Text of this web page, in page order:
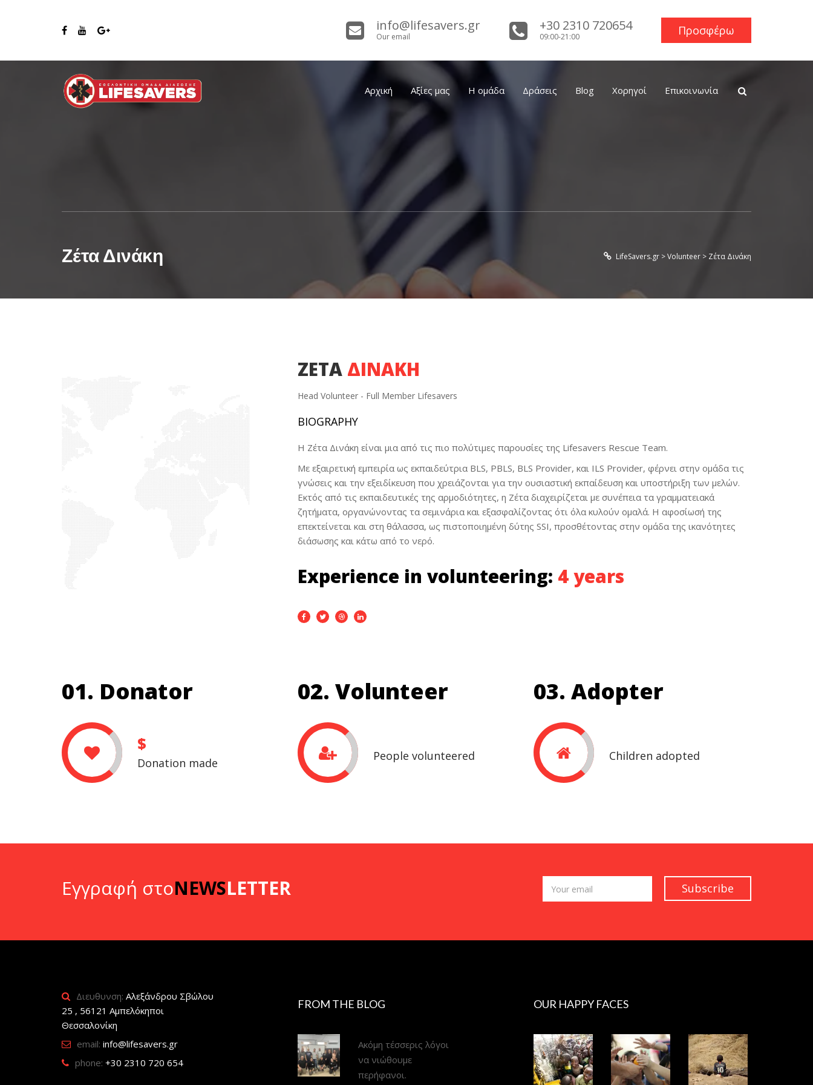
info@lifesavers.gr
Our email
+30 2310 720654
09:00-21:00 Προσφέρω
Αρχική Αξίες μας Η ομάδα Δράσεις Blog Χορηγοί Επικοινωνία
Ζέτα Δινάκη LifeSavers.gr >Volunteer > Ζέτα Δινάκη
ΖΈΤΑ ΔΙΝΆΚΗ
Head Volunteer - Full Member Lifesavers
BIOGRAPHY
Η Ζέτα Δινάκη είναι μια από τις πιο πολύτιμες παρουσίες της Lifesavers Rescue Team.
Με εξαιρετική εμπειρία ως εκπαιδεύτρια BLS, PBLS, BLS Provider, και ILS Provider, φέρνει στην ομάδα τις
γνώσεις και την εξειδίκευση που χρειάζονται για την ουσιαστική εκπαίδευση και υποστήριξη των μελών.
Εκτός από τις εκπαιδευτικές της αρμοδιότητες, η Ζέτα διαχειρίζεται με συνέπεια τα γραμματειακά
ζητήματα, οργανώνοντας τα σεμινάρια και εξασφαλίζοντας ότι όλα κυλούν ομαλά. Η αφοσίωσή της
επεκτείνεται και στη θάλασσα, ως πιστοποιημένη δύτης SSI, προσθέτοντας στην ομάδα της ικανότητες
διάσωσης και κάτω από το νερό.
Experience in volunteering: 4 years
01. Donator
$
Donation made
02. Volunteer
People volunteered
03. Adopter
Children adopted
Εγγραφή στοNEWSLETTER
Διευθυνση: Αλεξάνδρου Σβώλου
25 , 56121 Αμπελόκηποι
Θεσσαλονίκη
email: info@lifesavers.gr
phone: +30 2310 720 654
FROM THE BLOG
Ακόμη τέσσερις λόγοι
να νιώθουμε
περήφανοι.
OUR HAPPY FACES